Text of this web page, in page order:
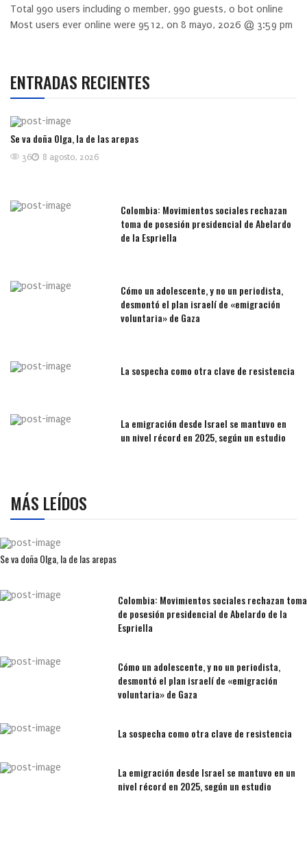
Total 990 users including 0 member, 990 guests, 0 bot online
Most users ever online were 9512, on 8 mayo, 2026 @ 3:59 pm
ENTRADAS RECIENTES
Se va doña Olga, la de las arepas
8 agosto, 2026
36
Colombia: Movimientos sociales rechazan
toma de posesión presidencial de Abelardo
de la Espriella
Cómo un adolescente, y no un periodista,
desmontó el plan israelí de «emigración
voluntaria» de Gaza
La sospecha como otra clave de resistencia
La emigración desde Israel se mantuvo en
un nivel récord en 2025, según un estudio
MÁS LEÍDOS
Se va doña Olga, la de las arepas
Colombia: Movimientos sociales rechazan toma
de posesión presidencial de Abelardo de la
Espriella
Cómo un adolescente, y no un periodista,
desmontó el plan israelí de «emigración
voluntaria» de Gaza
La sospecha como otra clave de resistencia
La emigración desde Israel se mantuvo en un
nivel récord en 2025, según un estudio